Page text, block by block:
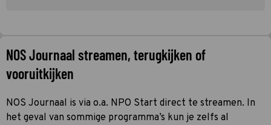
NOS Journaal streamen, terugkijken of
vooruitkijken
NOS Journaal is via o.a. NPO Start direct te streamen. In
het geval van sommige programma’s kun je zelfs al